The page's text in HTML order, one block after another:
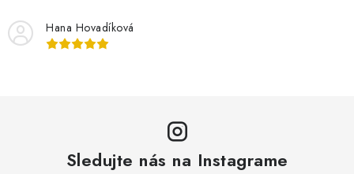
i
s
Hana Hovadíková
Sledujte nás na Instagrame